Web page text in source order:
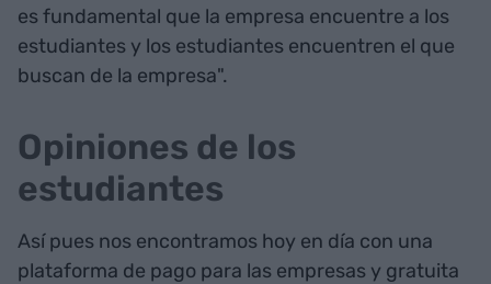
es fundamental que la empresa encuentre a los
estudiantes y los estudiantes encuentren el que
buscan de la empresa".
Opiniones de los
estudiantes
Así pues nos encontramos hoy en día con una
plataforma de pago para las empresas y gratuita